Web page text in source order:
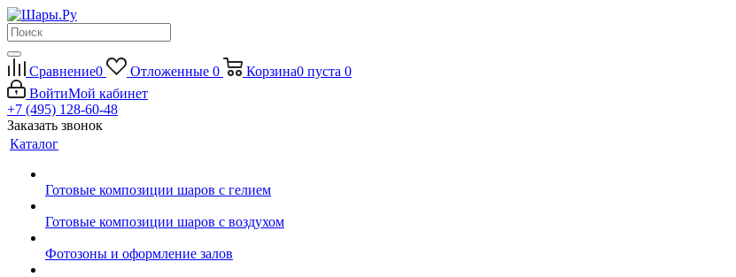
Сравнение0 Отложенные 0 Корзина0 пуста 0
ВойтиМой кабинет
+7 (495) 128-60-48
Заказать звонок
Каталог
Готовые композиции шаров с гелием
Готовые композиции шаров с воздухом
Фотозоны и оформление залов